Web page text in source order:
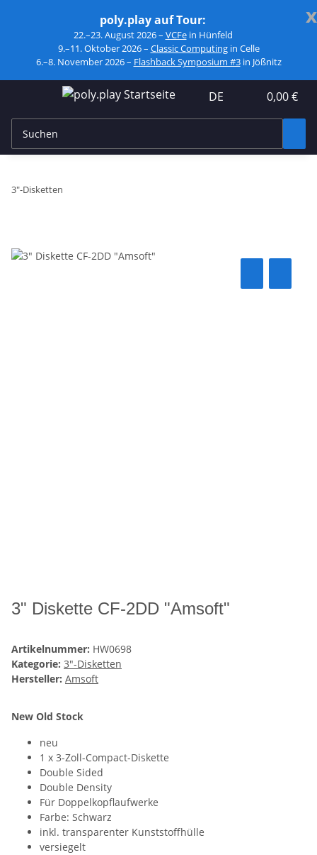
x
poly.play auf Tour:
22.–23. August 2026 – VCFein Hünfeld
9.–11. Oktober 2026 – Classic Computingin Celle
6.–8. November 2026 – Flashback Symposium #3in Jößnitz
DE 0,00 €
3"-Disketten
3" Diskette CF-2DD "Amsoft"
Artikelnummer: HW0698
Kategorie: 3"-Disketten
Hersteller: Amsoft
New Old Stock
neu
1 x 3-Zoll-Compact-Diskette
Double Sided
Double Density
Für Doppelkopflaufwerke
Farbe: Schwarz
inkl. transparenter Kunststoffhülle
versiegelt